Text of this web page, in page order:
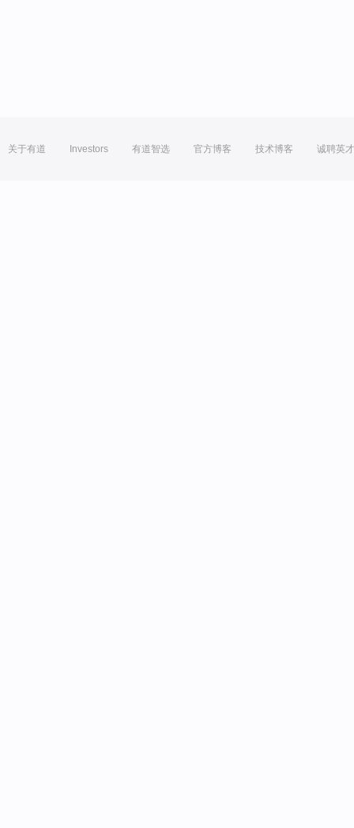
关于有道 Investors 有道智选 官方博客 技术博客 诚聘英才